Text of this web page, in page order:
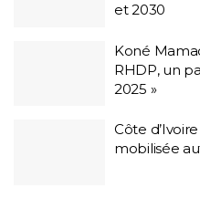
et 2030
Koné
RHDP, un
2025 »
Côte
mobilisée